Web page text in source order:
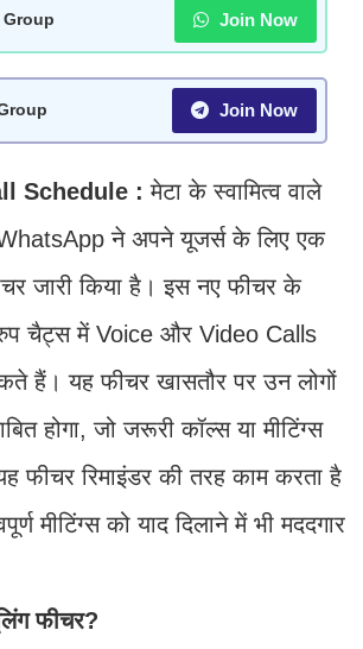
Join Now
Join Now
Schedule :मेटा के स्वामित्व वाले
WhatsApp ने अपने यूजर्स के लिए एक
जारी किया है। इस नए फीचर के
चैट्स में Voice और Video Calls
हैं। यह फीचर खासतौर पर उन लोगों
होगा, जो जरूरी कॉल्स या मीटिंग्स
फीचर रिमाइंडर की तरह काम करता है
मीटिंग्स को याद दिलाने में भी मददगार
फीचर?